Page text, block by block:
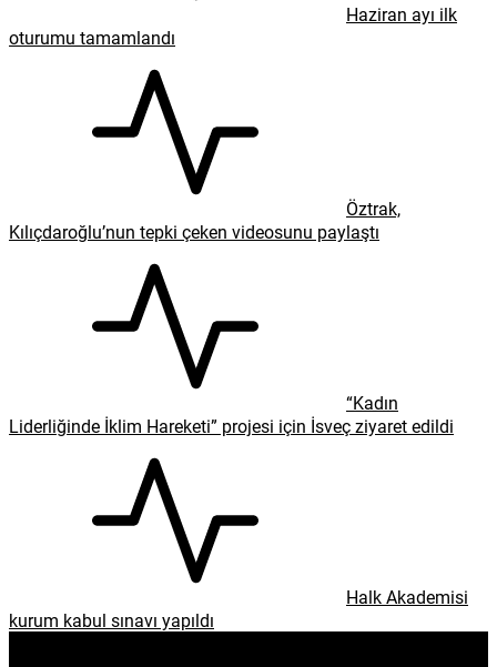
Haziran ayı ilk
oturumu tamamlandı
Öztrak,
Kılıçdaroğlu’nun tepki çeken videosunu paylaştı
“Kadın
Liderliğinde İklim Hareketi” projesi için İsveç ziyaret edildi
Halk Akademisi
kurum kabul sınavı yapıldı